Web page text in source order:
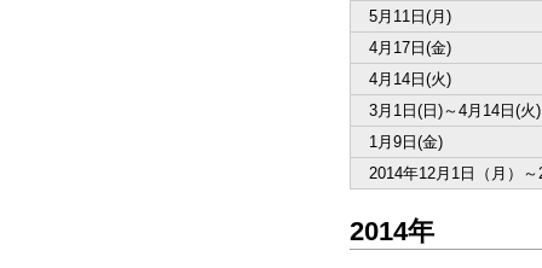
5月11日(月)
4月17日(金)
4月14日(火)
3月1日(日)～4月14日(火)
1月9日(金)
2014年12月1日（月）
2014年